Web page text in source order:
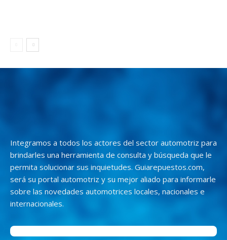
Integramos a todos los actores del sector automotriz para
brindarles una herramienta de consulta y búsqueda que le
permita solucionar sus inquietudes. Guiarepuestos.com,
será su portal automotriz y su mejor aliado para informarle
sobre las novedades automotrices locales, nacionales e
internacionales.